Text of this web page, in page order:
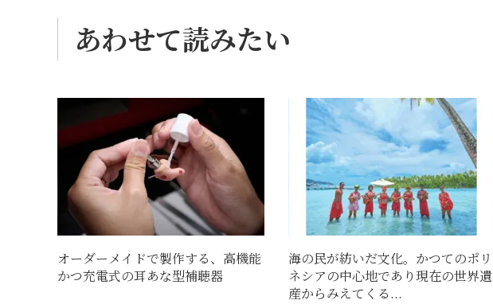
あわせて読みたい
オーダーメイドで製作する、高機能
かつ充電式の耳あな型補聴器
海の民が紡いだ文化。かつてのポリ
ネシアの中心地であり現在の世界遺
産からみえてくる...